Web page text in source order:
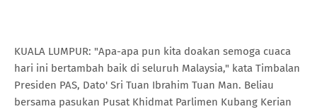
KUALA LUMPUR: "Apa-apa pun kita doakan semoga cuaca
hari ini bertambah baik di seluruh Malaysia," kata Timbalan
Presiden PAS, Dato' Sri Tuan Ibrahim Tuan Man. Beliau
bersama pasukan Pusat Khidmat Parlimen Kubang Kerian